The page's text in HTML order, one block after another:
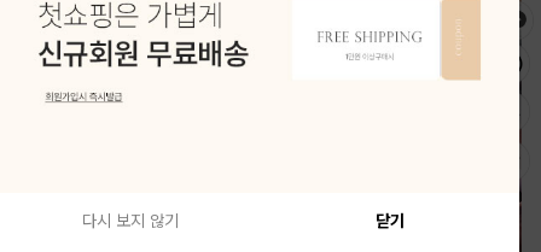
다시 보지 않기 닫기